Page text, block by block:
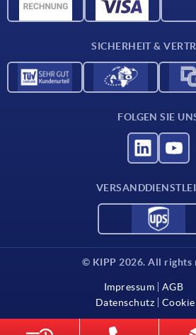
CAD-Daten
SICHERHEIT &
FOLGEN SIE
© KIPP 2026. All rights
Impressum
AGB
Datenschutz